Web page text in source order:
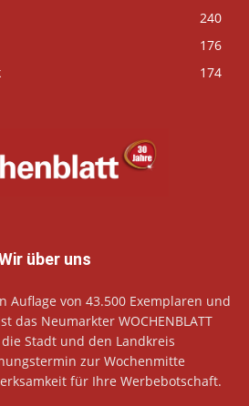
240
176
174
über uns
Auflage von 43.500 Exemplaren und
das Neumarkter WOCHENBLATT
Stadt und den Landkreis
zur Wochenmitte
für Ihre Werbebotschaft.